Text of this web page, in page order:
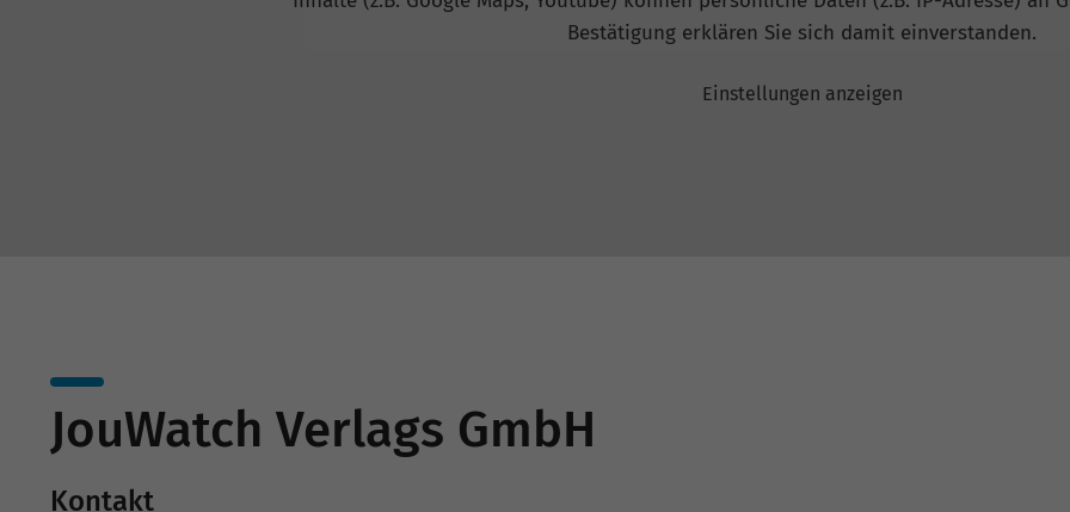
Bestätigung erklären Sie sich damit einverstanden.
Einstellungen anzeigen
JouWatch Verlags GmbH
Kontakt